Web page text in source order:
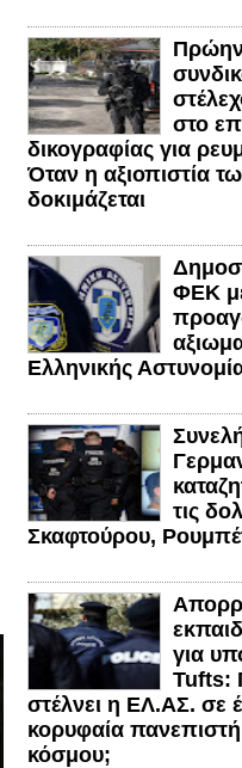
στο
δικογραφίας για
Όταν η αξιοπιστία
δοκιμάζεται
ΦΕΚ
Ελληνικής
τις
Σκαφτούρου,
για
Tufts:
στέλνει η ΕΛ.ΑΣ. σε
κορυφαία
κόσμου;